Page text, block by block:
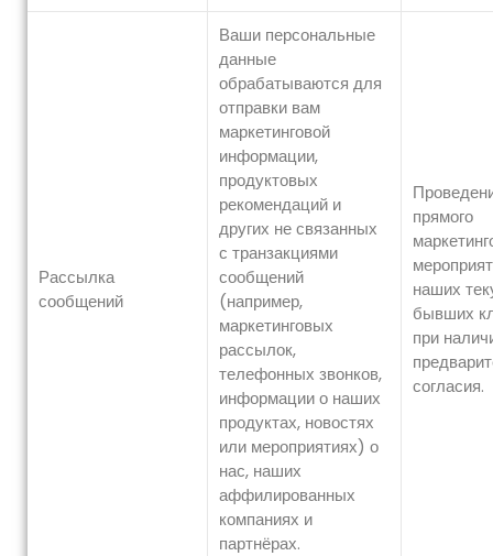
Рассылка
сообщений
Ваши персональные
данные
обрабатываются для
отправки вам
маркетинговой
информации,
продуктовых
рекомендаций и
других не связанных
с транзакциями
сообщений
(например,
маркетинговых
рассылок,
телефонных звонков,
информации о наших
продуктах, новостях
или мероприятиях) о
нас, наших
аффилированных
компаниях и
партнёрах.
прямого
наших
бывших
при
согласия.